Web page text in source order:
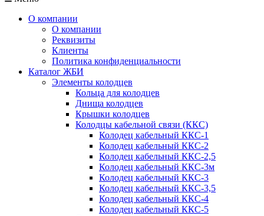
О компании
О компании
Реквизиты
Клиенты
Политика конфиденциальности
Каталог ЖБИ
Элементы колодцев
Кольца для колодцев
Днища колодцев
Крышки колодцев
Колодцы кабельной связи (ККС)
Колодец кабельный ККС-1
Колодец кабельный ККС-2
Колодец кабельный ККС-2,5
Колодец кабельный ККС-3м
Колодец кабельный ККС-3
Колодец кабельный ККС-3,5
Колодец кабельный ККС-4
Колодец кабельный ККС-5